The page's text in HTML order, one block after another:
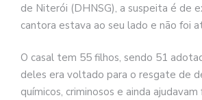
de Niterói (DHNSG), a suspeita é de
cantora estava ao seu lado e não foi
O casal tem 55 filhos, sendo 51
deles era voltado para o resgate de
químicos, criminosos e ainda